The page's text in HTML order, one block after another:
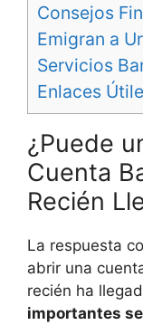
Consejos
Emigran a
Servicios
Enlaces
¿Puede
Cuenta
Recién
La respuesta
abrir una
recién ha
importantes